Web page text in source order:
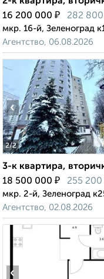
16 200 000 ₽ 282 800
мкр. 16-й, Зеленоград
Агентство, 06.08.2026
2/2
‹
3-к квартира,
18 500 000 ₽ 255 200
мкр. 2-й, Зеленоград
Агентство, 02.08.2026
‹